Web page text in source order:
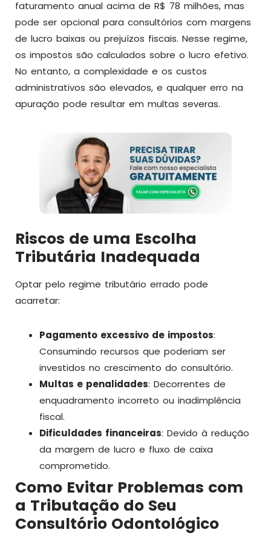
faturamento anual acima de R$ 78 milhões, mas
pode ser opcional para consultórios com margens
de lucro baixas ou prejuízos fiscais. Nesse regime,
os impostos são calculados sobre o lucro efetivo.
No entanto, a complexidade e os custos
administrativos são elevados, e qualquer erro na
apuração pode resultar em multas severas.
Riscos de uma Escolha
Tributária Inadequada
Optar pelo regime tributário errado pode
acarretar:
Pagamento excessivo de impostos:
Consumindo recursos que poderiam ser
investidos no crescimento do consultório.
Multas e penalidades: Decorrentes de
enquadramento incorreto ou inadimplência
fiscal.
Dificuldades financeiras: Devido à redução
da margem de lucro e fluxo de caixa
comprometido.
Como Evitar Problemas com
a Tributação do Seu
Consultório Odontológico